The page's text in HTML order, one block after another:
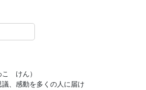
　けん）
、感動を多くの人に届け